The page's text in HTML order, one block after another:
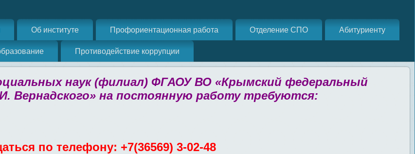
Об институте Профориентационная работа Отделение СПО Абитуриенту
Противодействие коррупции
наук (филиал) ФГАОУ ВО «Крымский федеральный
Вернадского» на постоянную работу требуются:
по телефону: +7(36569) 3-02-48